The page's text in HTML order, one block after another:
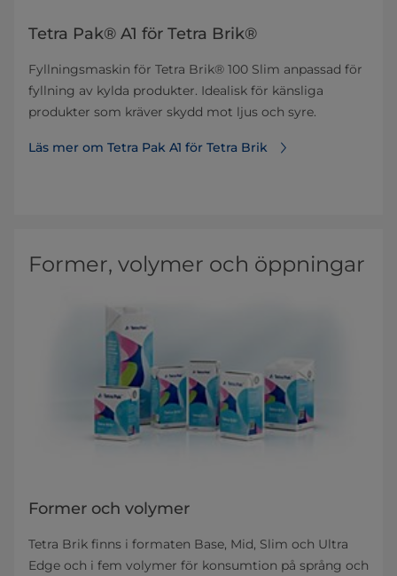
Tetra Pak® A1 för Tetra Brik®
Fyllningsmaskin för Tetra Brik® 100 Slim anpassad för
fyllning av kylda produkter. Idealisk för känsliga
produkter som kräver skydd mot ljus och syre.
Läs mer om Tetra Pak A1 för Tetra Brik
Former, volymer och öppningar
Former och volymer
Tetra Brik finns i formaten Base, Mid, Slim och Ultra
Edge och i fem volymer för konsumtion på språng och